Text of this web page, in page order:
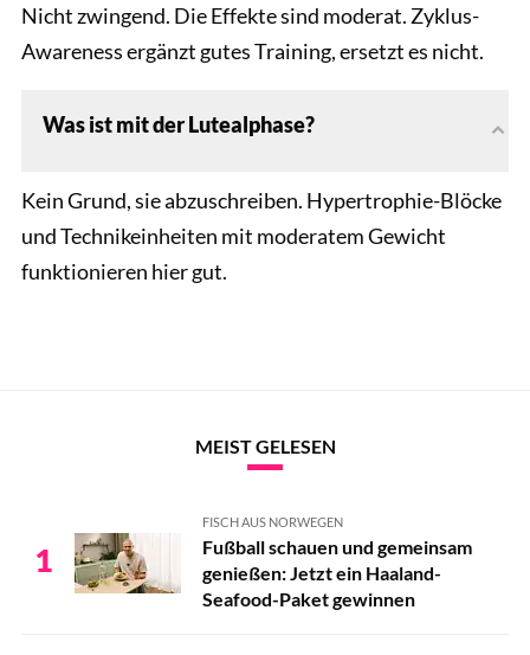
Nicht zwingend. Die Effekte sind moderat. Zyklus-
Awareness ergänzt gutes Training, ersetzt es nicht.
Was ist mit der Lutealphase?
Kein Grund, sie abzuschreiben. Hypertrophie-Blöcke
und Technikeinheiten mit moderatem Gewicht
funktionieren hier gut.
MEIST GELESEN
1
FISCH AUS NORWEGEN
Fußball schauen und gemeinsam
genießen: Jetzt ein Haaland-
Seafood-Paket gewinnen